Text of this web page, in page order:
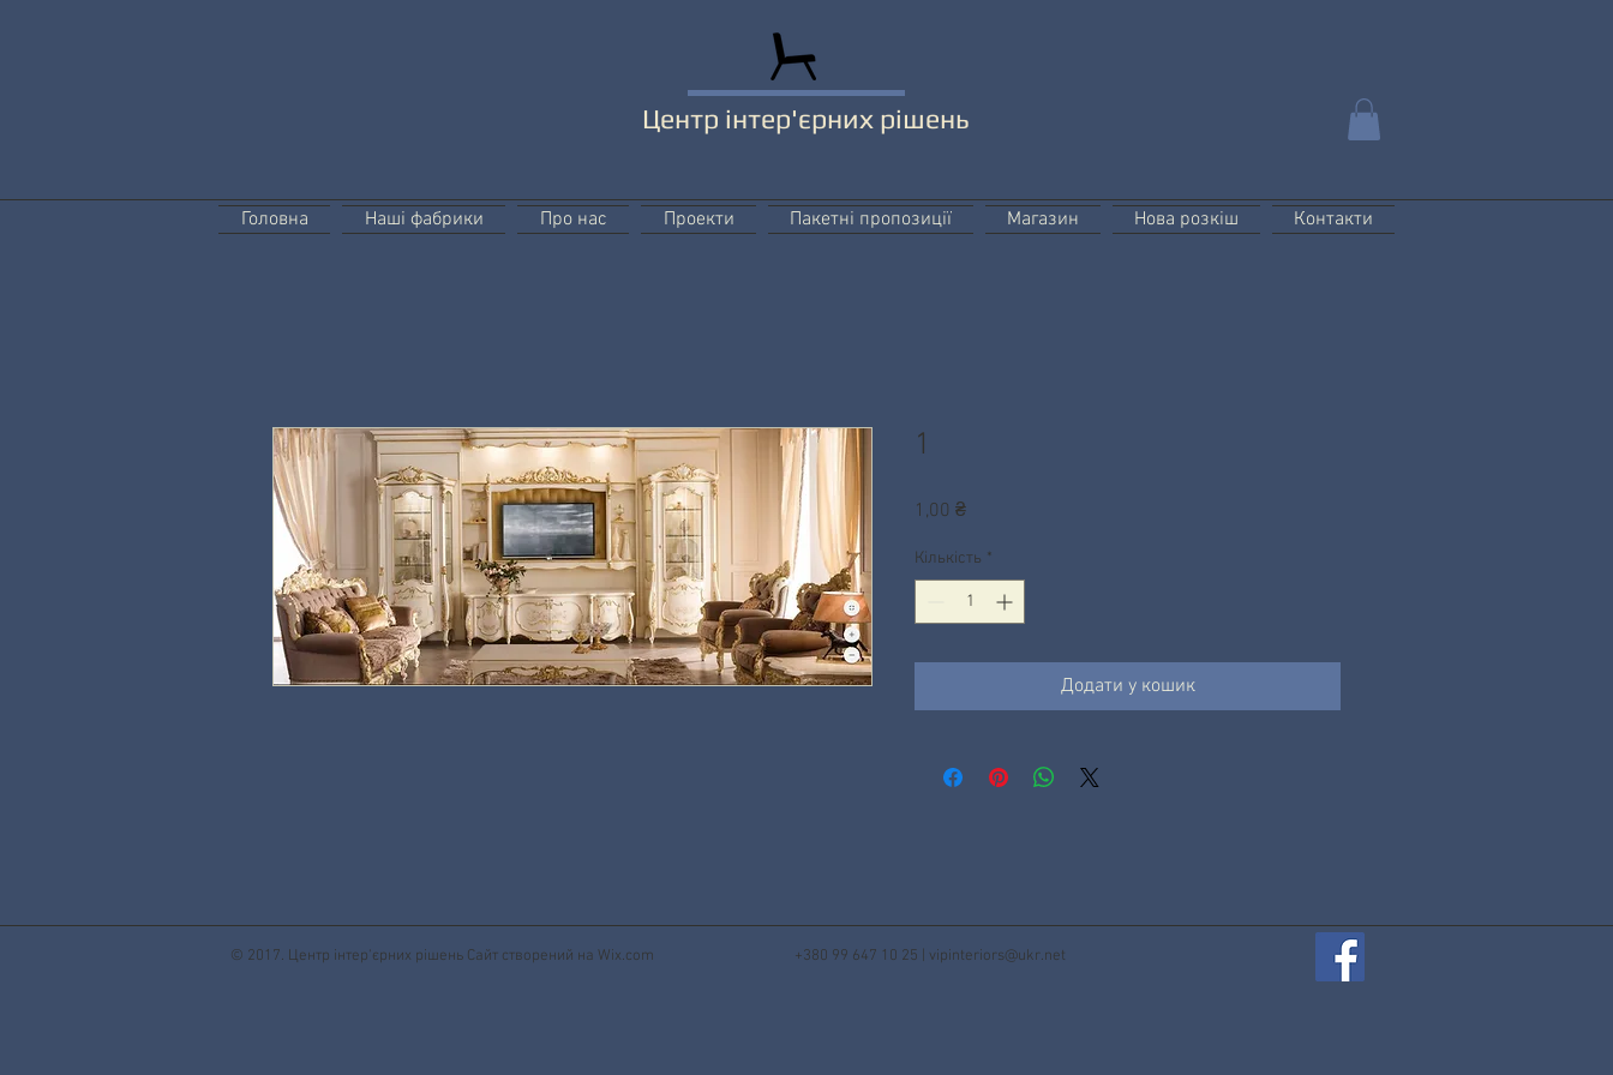
Центр інтер'єрних рішень
Головна Наші фабрики Про нас Проекти Пакетні пропозиції Магазин Нова розкіш Контакти
1
1,00 ₴Ціна
Кількість *
Додати у кошик
© 2017. Центр інтер'єрних рішень Сайт створений на Wix.com +380 99 647 10 25 | vipinteriors@ukr.net